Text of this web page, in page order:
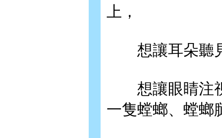
上，
想讓耳朵聽
想讓眼睛注視
一隻螳螂、螳